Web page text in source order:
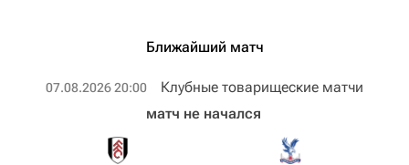
Ближайший матч
07.08.2026 20:00 Клубные товарищеские матчи
матч не начался